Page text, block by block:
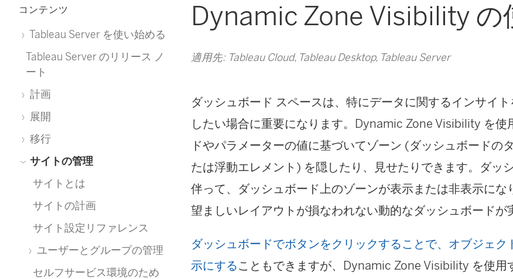
コンテンツ
Tableau Server を使い始める
Tableau Server のリリース ノ
ート
計画
展開
移行
サイトの管理
サイトとは
サイトの計画
サイト設定リファレンス
ユーザーとグループの管理
セルフサービス環境のため
Dynamic Zone Visibility の
適用先: Tableau Cloud, Tableau Desktop, Tableau Server
ダッシュボード スペースは、特にデータに関するインサイ
したい場合に重要になります。Dynamic Zone Visibility を使
ドやパラメーターの値に基づいてゾーン (ダッシュボードの
たは浮動エレメント) を隠したり、見せたりできます。ダッ
伴って、ダッシュボード上のゾーンが表示または非表示にな
望ましいレイアウトが損なわれない動的なダッシュボードが
ダッシュボードでボタンをクリックすることで、オブジェク
示にすることもできますが、Dynamic Zone Visibility を使用